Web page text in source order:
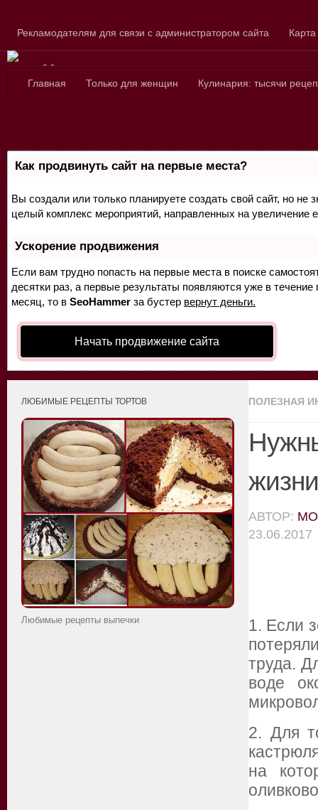
Рекламодателям для связи с администратором сайта
Сайт для
Главная Только для женщин Кулинария: тысячи
Как продвинуть сайт на первые места?
Вы создали или только планируете создать свой сайт, но не
целый комплекс мероприятий, направленных на увеличение
Ускорение продвижения
Если вам трудно попасть на первые места в поиске
десятки раз, а первые результаты появляются уже в
месяц, то в SeoHammer за бустер вернут деньги.
Начать продвижение сайта
ПОЛЕЗНАЯ
жизни
АВТОР:
23.06.2017
1. Если
труда.
воде
2. Для
на
ЛЮБИМЫЕ РЕЦЕПТЫ ТОРТОВ
Любимые рецепты выпечки